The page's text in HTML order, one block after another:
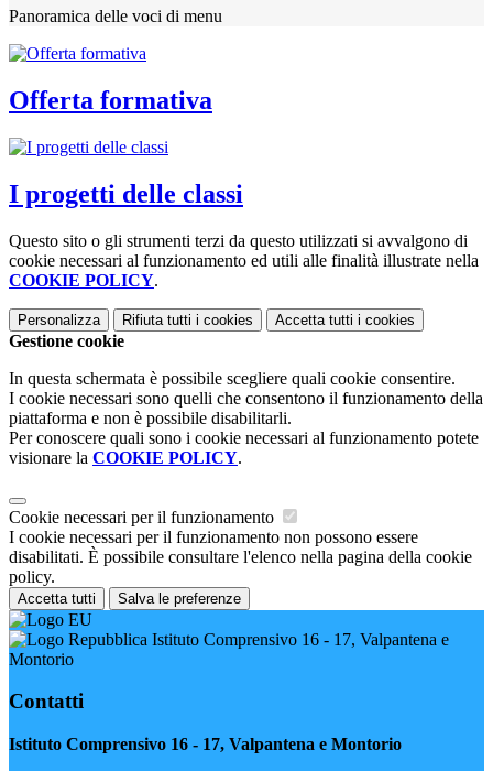
Panoramica delle voci di menu
Offerta formativa
I progetti delle classi
Questo sito o gli strumenti terzi da questo utilizzati si avvalgono di
cookie necessari al funzionamento ed utili alle finalità illustrate nella
COOKIE POLICY.
Personalizza Rifiuta tutti i cookies Accetta tutti i cookies
Gestione cookie
In questa schermata è possibile scegliere quali cookie consentire.
I cookie necessari sono quelli che consentono il funzionamento della
piattaforma e non è possibile disabilitarli.
Per conoscere quali sono i cookie necessari al funzionamento potete
visionare la COOKIE POLICY.
Cookie necessari per il funzionamento
I cookie necessari per il funzionamento non possono essere
disabilitati. È possibile consultare l'elenco nella pagina della cookie
policy.
Accetta tutti Salva le preferenze
Istituto Comprensivo 16 - 17, Valpantena e
Montorio
Contatti
Istituto Comprensivo 16 - 17, Valpantena e Montorio